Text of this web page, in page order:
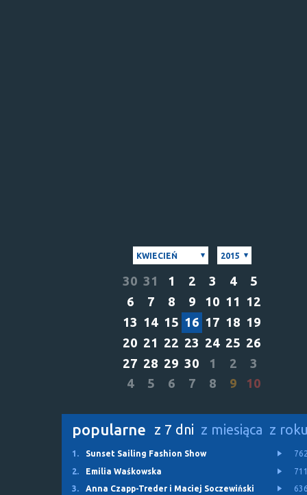
KWIECIEŃ 2015
30 31 1 2 3 4
5
6
7 8 9 10 11 12
13 14 15 16 17 18 19
20 21 22 23 24 25 26
27 28 29 30 1 2
3
4
5 6 7 8 9 10
popularne z 7 dni z miesiąca z
1. Sunset Sailing Fashion Show
2.
Emilia Waśkowska
3.
Anna Czapp-Treder i Maciej Soczewiński